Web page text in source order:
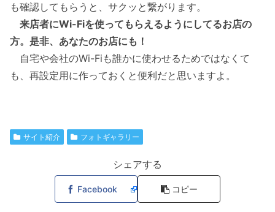
も確認してもらうと、サクッと繋がります。
来店者にWi-Fiを使ってもらえるようにしてるお店の
方。是非、あなたのお店にも！
自宅や会社のWi-Fiも誰かに使わせるためではなくて
も、再設定用に作っておくと便利だと思いますよ。
サイト紹介 フォトギャラリー
シェアする
Facebook コピー